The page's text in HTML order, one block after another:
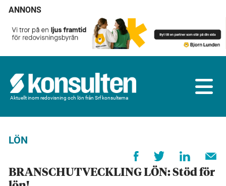
ANNONS
Aktuellt inom redovisning och lön från Srf konsulterna
LÖN
BRANSCHUTVECKLING LÖN: Stöd för